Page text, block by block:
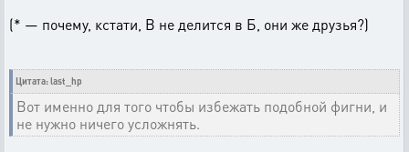
(* — почему, кстати, В не делится в Б, они же друзья?)
Цитата: last_hp
Вот именно для того чтобы избежать подобной фигни, и
не нужно ничего усложнять.